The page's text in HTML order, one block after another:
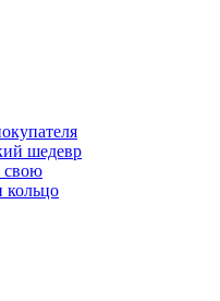
шедевр
свою
кольцо